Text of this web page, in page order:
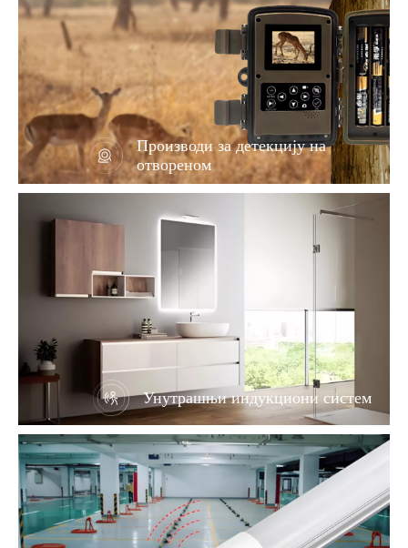
Производи за детекцију на
отвореном
Унутрашњи индукциони систем